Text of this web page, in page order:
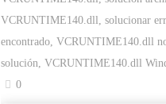
VCRUNTIME140.dll , solucionar
encontrado, VCRUNTIME140.dll
solución, VCRUNTIME140.dll
0